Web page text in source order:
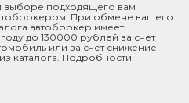
выборе подходящего вам
При обмене вашего
автоброкер имеет
до 130000 рублей за счет
или за счет снижение
каталога. Подробности